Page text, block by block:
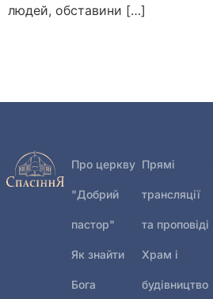
людей, обставини […]
Про церкву
"Добрий
пастор"
Як знайти
Бога
Прямі
трансляції
та проповіді
Храм і
будівництво